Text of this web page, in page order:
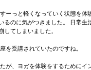
ーっと軽くなっていく状態を
のに気がつきました。 日常
てしまいました。
を受講されていたのですね。
が、ヨガを体験をするために